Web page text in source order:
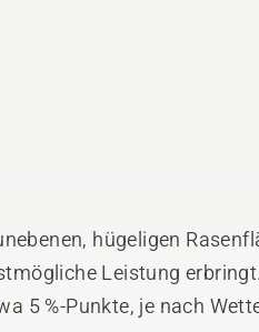
hügeligen
Leistung
5 %-Punkte, je nach